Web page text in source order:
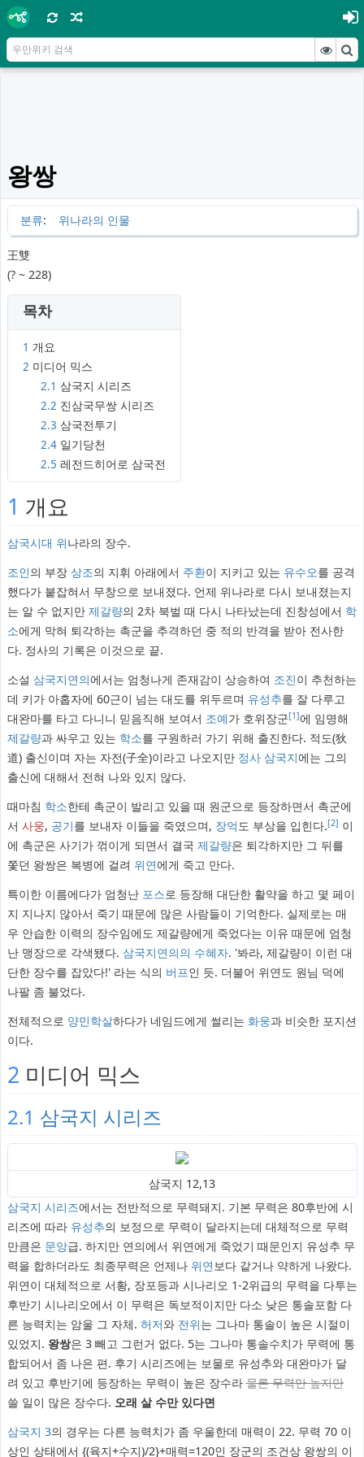
왕쌍
분류: 위나라의 인물
王雙
(? ~ 228)
목차
1 개요
2 미디어 믹스
2.1 삼국지 시리즈
2.2 진삼국무쌍 시리즈
2.3 삼국전투기
2.4 일기당천
2.5 레전드히어로 삼국전
1 개요
삼국시대 위나라의 장수.
조인의 부장 상조의 지휘 아래에서 주환이 지키고 있는 유수오를 공격
했다가 붙잡혀서 무창으로 보내졌다. 언제 위나라로 다시 보내졌는지
는 알 수 없지만 제갈량의 2차 북벌 때 다시 나타났는데 진창성에서 학
소에게 막혀 퇴각하는 촉군을 추격하던 중 적의 반격을 받아 전사한
다. 정사의 기록은 이것으로 끝.
소설 삼국지연의에서는 엄청나게 존재감이 상승하여 조진이 추천하는
데 키가 아홉자에 60근이 넘는 대도를 위두르며 유성추를 잘 다루고
대완마를 타고 다니니 믿음직해 보여서 조예가 호위장군[1]에 임명해
제갈량과 싸우고 있는 학소를 구원하러 가기 위해 출진한다. 적도(狄
道) 출신이며 자는 자전(子全)이라고 나오지만 정사 삼국지에는 그의
출신에 대해서 전혀 나와 있지 않다.
때마침 학소한테 촉군이 발리고 있을 때 원군으로 등장하면서 촉군에
서 사웅, 공기를 보내자 이들을 죽였으며, 장억도 부상을 입힌다.[2] 이
에 촉군은 사기가 꺾이게 되면서 결국 제갈량은 퇴각하지만 그 뒤를
쫓던 왕쌍은 복병에 걸려 위연에게 죽고 만다.
특이한 이름에다가 엄청난 포스로 등장해 대단한 활약을 하고 몇 페이
지 지나지 않아서 죽기 때문에 많은 사람들이 기억한다. 실제로는 매
우 안습한 이력의 장수임에도 제갈량에게 죽었다는 이유 때문에 엄청
난 맹장으로 각색됐다. 삼국지연의의 수혜자. '봐라, 제갈량이 이런 대
단한 장수를 잡았다!' 라는 식의 버프인 듯. 더불어 위연도 원님 덕에
나팔 좀 불었다.
전체적으로 양민학살하다가 네임드에게 썰리는 화웅과 비슷한 포지션
이다.
2 미디어 믹스
2.1 삼국지 시리즈
삼국지 12,13
삼국지 시리즈에서는 전반적으로 무력돼지. 기본 무력은 80후반에 시
리즈에 따라 유성추의 보정으로 무력이 달라지는데 대체적으로 무력
만큼은 문앙급. 하지만 연의에서 위연에게 죽었기 때문인지 유성추 무
력을 합하더라도 최종무력은 언제나 위연보다 같거나 약하게 나왔다.
위연이 대체적으로 서황, 장포등과 시나리오 1-2위급의 무력을 다투는
후반기 시나리오에서 이 무력은 독보적이지만 다소 낮은 통솔포함 다
른 능력치는 암울 그 자체. 허저와 전위는 그나마 통솔이 높은 시절이
있었지. 왕쌍은 3 빼고 그런거 없다. 5는 그나마 통솔수치가 무력에 통
합되어서 좀 나은 편. 후기 시리즈에는 보물로 유성추와 대완마가 달
려 있고 후반기에 등장하는 무력이 높은 장수라물론 무력만 높지만
쓸 일이 많은 장수다. 오래 살 수만 있다면
삼국지 3의 경우는 다른 능력치가 좀 우울한데 매력이 22. 무력 70 이
상인 상태에서 {(육지+수지)/2}+매력=120인 장군의 조건상 왕쌍의 이